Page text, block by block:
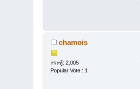
chamois
กระทู้: 2,005
Popular Vote : 1